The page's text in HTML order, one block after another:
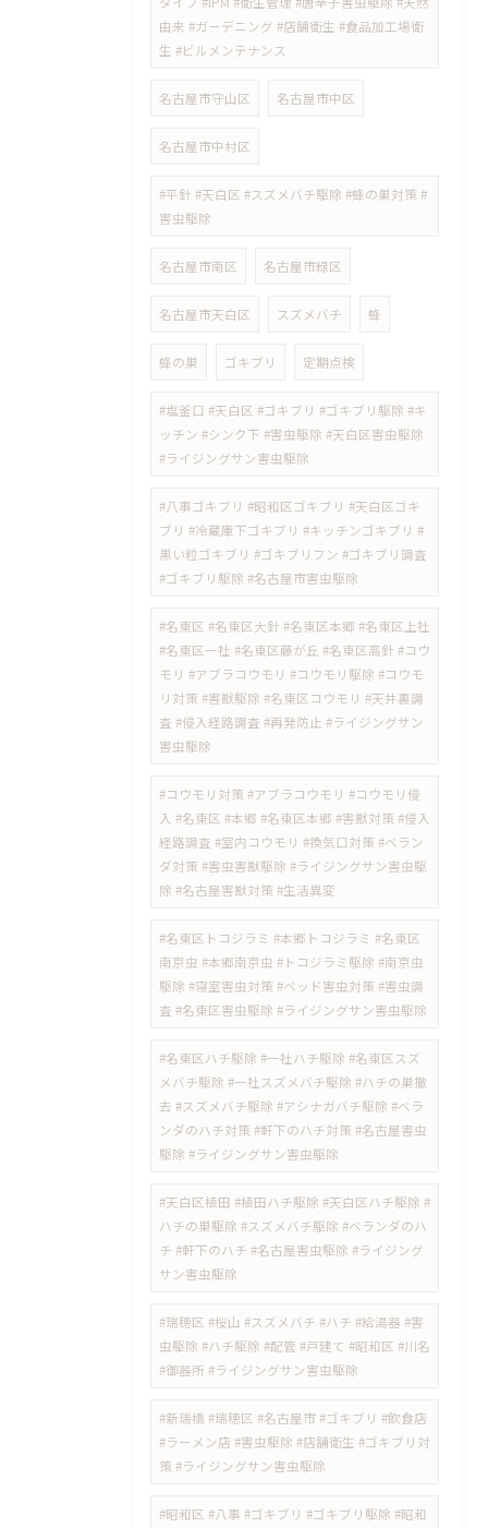
由来 #ガーデニング #店舗衛生 #食品加工場衛
生 #ビルメンテナンス
名古屋市守山区 名古屋市中区
名古屋市中村区
#平針 #天白区 #スズメバチ駆除 #蜂の巣対策 #
害虫駆除
名古屋市南区 名古屋市緑区
名古屋市天白区 スズメバチ 蜂
蜂の巣 ゴキブリ 定期点検
#塩釜口 #天白区 #ゴキブリ #ゴキブリ駆除 #キ
ッチン #シンク下 #害虫駆除 #天白区害虫駆除
#ライジングサン害虫駆除
#八事ゴキブリ #昭和区ゴキブリ #天白区ゴキ
ブリ #冷蔵庫下ゴキブリ #キッチンゴキブリ #
黒い粒ゴキブリ #ゴキブリフン #ゴキブリ調査
#ゴキブリ駆除 #名古屋市害虫駆除
#名東区 #名東区大針 #名東区本郷 #名東区上社
#名東区一社 #名東区藤が丘 #名東区高針 #コウ
モリ #アブラコウモリ #コウモリ駆除 #コウモ
リ対策 #害獣駆除 #名東区コウモリ #天井裏調
査 #侵入経路調査 #再発防止 #ライジングサン
害虫駆除
#コウモリ対策 #アブラコウモリ #コウモリ侵
入 #名東区 #本郷 #名東区本郷 #害獣対策 #侵入
経路調査 #室内コウモリ #換気口対策 #ベラン
ダ対策 #害虫害獣駆除 #ライジングサン害虫駆
除 #名古屋害獣対策 #生活異変
#名東区トコジラミ #本郷トコジラミ #名東区
南京虫 #本郷南京虫 #トコジラミ駆除 #南京虫
駆除 #寝室害虫対策 #ベッド害虫対策 #害虫調
査 #名東区害虫駆除 #ライジングサン害虫駆除
#名東区ハチ駆除 #一社ハチ駆除 #名東区スズ
メバチ駆除 #一社スズメバチ駆除 #ハチの巣撤
去 #スズメバチ駆除 #アシナガバチ駆除 #ベラ
ンダのハチ対策 #軒下のハチ対策 #名古屋害虫
駆除 #ライジングサン害虫駆除
#天白区植田 #植田ハチ駆除 #天白区ハチ駆除 #
ハチの巣駆除 #スズメバチ駆除 #ベランダのハ
チ #軒下のハチ #名古屋害虫駆除 #ライジング
サン害虫駆除
#瑞穂区 #桜山 #スズメバチ #ハチ #給湯器 #害
虫駆除 #ハチ駆除 #配管 #戸建て #昭和区 #川名
#御器所 #ライジングサン害虫駆除
#新瑞橋 #瑞穂区 #名古屋市 #ゴキブリ #飲食店
#ラーメン店 #害虫駆除 #店舗衛生 #ゴキブリ対
策 #ライジングサン害虫駆除
#昭和区 #八事 #ゴキブリ #ゴキブリ駆除 #昭和